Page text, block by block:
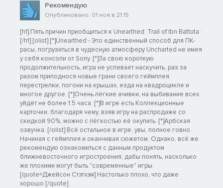
Рекомендую
Опубликовано: 01 ноя в 21:15
[h1] Пять причин приобщиться к Unearthed: Trail of Ibn Battuta :
[/h1] [olist] [*]Unearthed - Это единственный способ для ПК-
расы, погрузиться в чудесную атмосферу Uncharted не имея
у себя консоли от Sony. [*]За свою короткую
продолжительность, игра не успевает наскучить, раз за
разом приподнося новые грани своего геймплея:
перестрелки, погони на крышах, езда на квадроцикле и
многое другое. [*]Очень лёгкие ачивки, на выбивание всех
уйдёт не более 1.5 часа. [*]В игре есть Коллекционные
карточки, благодаря чему, взяв игру на распродаже со
скидкой 90%, можно с лёгкостью её окупить. [*]Арбская
озвучка. [/olist] Всё остальное в игре, увы, полное говно.
Начиная с геймплея и оканчивая сюжетом. Однако, всё же
рекомендую ознакомиться с данным продуктом
ближневосточного игростроения, дабы понять, насколько
же плохими могут быть "современные" игры.
[quote=Джейсон Стэтхэм] Настолько плохо, что даже
хорошо [/quote]